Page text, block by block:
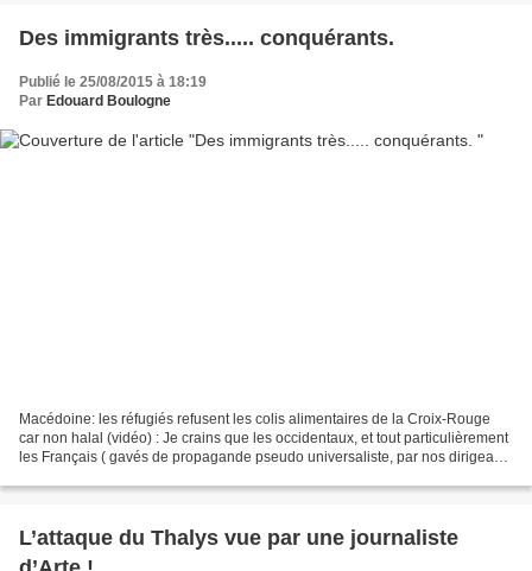
Des immigrants très..... conquérants.
Publié le 25/08/2015 à 18:19
Par Edouard Boulogne
Macédoine: les réfugiés refusent les colis alimentaires de la Croix-Rouge
car non halal (vidéo) : Je crains que les occidentaux, et tout particulièrement
les Français ( gavés de propagande pseudo universaliste, par nos dirigeants
L’attaque du Thalys vue par une journaliste